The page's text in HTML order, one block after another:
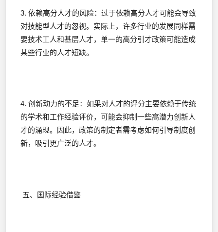
3. 依赖高分人才的风险：过于依赖高分人才可能会导致
对技能型人才的忽视。实际上，许多行业的发展同样需
要技术工人和基层人才，单一的高分引才政策可能造成
某些行业的人才短缺。
4. 创新动力的不足：如果对人才的评分主要依赖于传统
的学术和工作经验评价，可能会抑制一些高潜力创新人
才的涌现。因此，政策的制定者需考虑如何引导制度创
新，吸引更广泛的人才。
五、国际经验借鉴